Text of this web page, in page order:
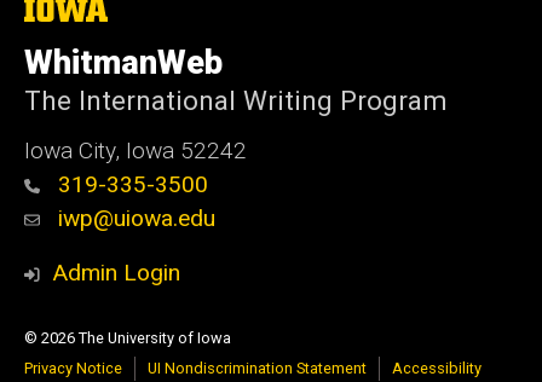
The
of
Iowa
WhitmanWeb
The International Writing Program
Iowa City, Iowa 52242
319-335-3500
iwp@uiowa.edu
Admin Login
© 2026 The University of Iowa
Privacy Notice
UI Nondiscrimination Statement Accessibility